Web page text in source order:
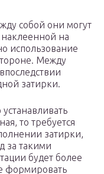
собой они могут
на
использование
Между
затирки.
то требуется
затирки,
за такими
будет более
формировать